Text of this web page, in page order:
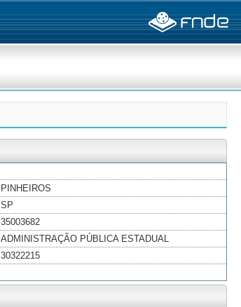
PINHEIROS
SP
35003682
ADMINISTRAÇÃO PÚBLICA ESTADUAL
30322215